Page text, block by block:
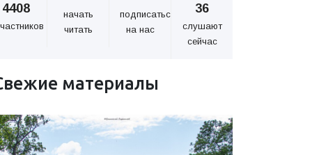
4408
начать
читать
подписаться
на нас
36
слушают
сейчас
материалы